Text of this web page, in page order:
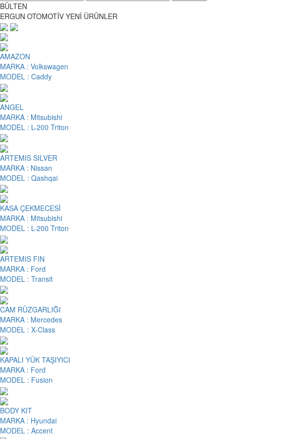
BÜLTEN
ERGUN OTOMOTİV YENİ ÜRÜNLER
AMAZON
MARKA : Volkswagen
MODEL : Caddy
ANGEL
MARKA : Mitsubishi
MODEL : L-200 Triton
ARTEMIS SILVER
MARKA : Nissan
MODEL : Qashqai
KASA ÇEKMECESİ
MARKA : Mitsubishi
MODEL : L-200 Triton
ARTEMIS FIN
MARKA : Ford
MODEL : Transit
CAM RÜZGARLIĞI
MARKA : Mercedes
MODEL : X-Class
KAPALI YÜK TAŞIYICI
MARKA : Ford
MODEL : Fusion
BODY KIT
MARKA : Hyundai
MODEL : Accent